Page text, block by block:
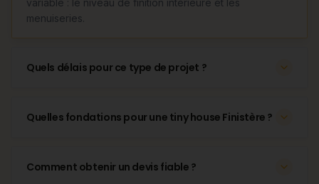
variable : le niveau de finition intérieure et les
menuiseries.
Quels délais pour ce type de projet ?
Quelles fondations pour une tiny house Finistère ?
Comment obtenir un devis fiable ?